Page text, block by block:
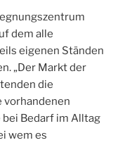
dem alle
eigenen Ständen
„Der Markt der
die
vorhandenen
Bedarf im Alltag
wem es